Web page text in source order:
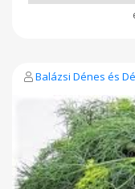
Balázsi Dénes és